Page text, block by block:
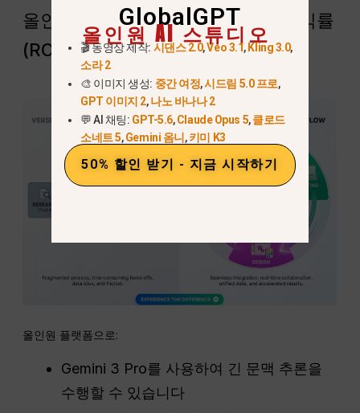
올인원 AI 플랫폼이 더 높은 투자 수익률
(ROI)을 제공하는 이유
올인원 플랫폼으로:
Gemini 3 Pro를 사용하여 긴 문맥 추론을
수행할 수 있습니다
GlobalGPT
올인원 AI 스튜디오
🎬 동영상 제작: 시댄스 2.0,Veo 3.1,Kling 3.0,
소라 2
🎨 이미지 생성: 중간 여정,시드림 5.0 프로,
GPT 이미지 2,나노 바나나 2
💬 AI 채팅: GPT-5.6,Claude Opus 5,클로드
소네트 5,Gemini 옴니,키미 K3
50% 할인 받기 - 지금 시작하기